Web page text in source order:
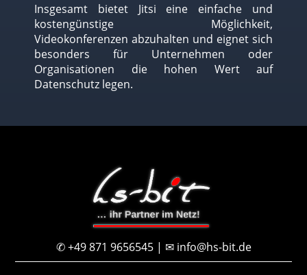
Insgesamt bietet Jitsi eine einfache und
kostengünstige Möglichkeit,
Videokonferenzen abzuhalten und eignet sich
besonders für Unternehmen oder
Organisationen die hohen Wert auf
Datenschutz legen.
✆ +49 871 9656545 | ✉ info@hs-bit.de